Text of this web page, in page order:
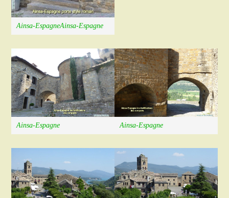
Ainsa-EspagneAinsa-Espagne
Ainsa-Espagne Ainsa-Espagne